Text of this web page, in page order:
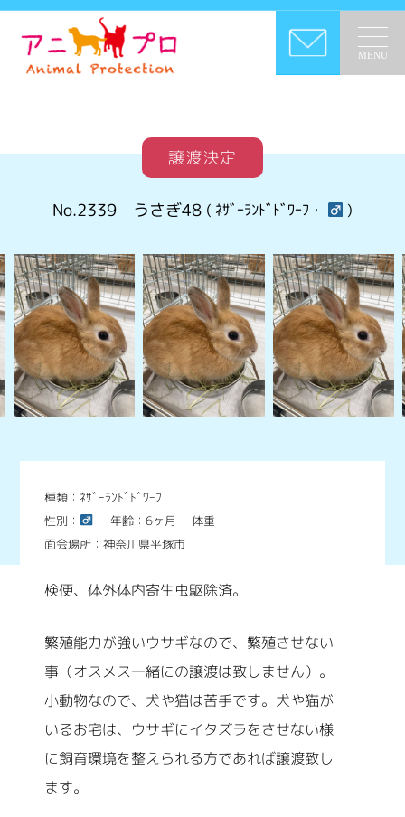
MENU
No.2339 うさぎ48 ( ﾈｻﾞｰﾗﾝﾄﾞﾄﾞﾜｰﾌ・ )
譲渡決定
種類：ﾈｻﾞｰﾗﾝﾄﾞﾄﾞﾜｰﾌ
性別：
年齢：6ヶ月
体重：
面会場所：神奈川県平塚市
検便、体外体内寄生虫駆除済。
繁殖能力が強いウサギなので、繁殖させない
事（オスメス一緒にの譲渡は致しません）。
小動物なので、犬や猫は苦手です。犬や猫が
いるお宅は、ウサギにイタズラをさせない様
に飼育環境を整えられる方であれば譲渡致し
ます。